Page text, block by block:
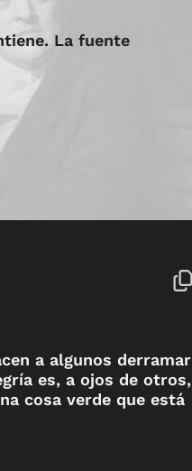
La fuente
a algunos derramar
es, a ojos de otros,
cosa verde que está